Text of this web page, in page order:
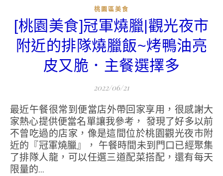
桃園區美食
[桃園美食]冠軍燒臘|觀光夜市
附近的排隊燒臘飯~烤鴨油亮
皮又脆．主餐選擇多
2022/06/21
最近午餐很常到便當店外帶回家享用，很感謝大
家熱心提供便當名單讓我參考， 發現了好多以前
不曾吃過的店家，像是這間位於桃園觀光夜市附
近的『冠軍燒臘』， 午餐時間未到門口已經聚集
了排隊人龍，可以任選三道配菜搭配，還有每天
限量的...